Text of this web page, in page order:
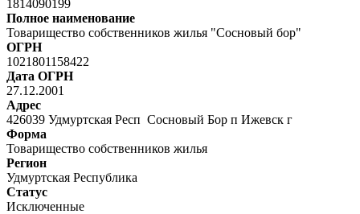
1814090199
Полное наименование
Товарищество собственников жилья "Сосновый бор"
ОГРН
1021801158422
Дата ОГРН
27.12.2001
Адрес
426039 Удмуртская Респ Сосновый Бор п Ижевск г
Форма
Товарищество собственников жилья
Регион
Удмуртская Республика
Статус
Исключенные